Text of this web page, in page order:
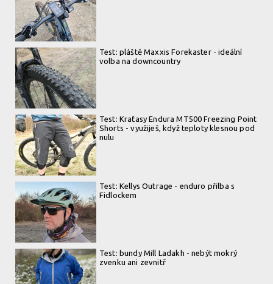
Test: pláště Maxxis Forekaster - ideální
volba na downcountry
Test: Kraťasy Endura MT500 Freezing Point
Shorts - využiješ, když teploty klesnou pod
nulu
Test: Kellys Outrage - enduro přilba s
Fidlockem
Test: bundy Mill Ladakh - nebýt mokrý
zvenku ani zevnitř